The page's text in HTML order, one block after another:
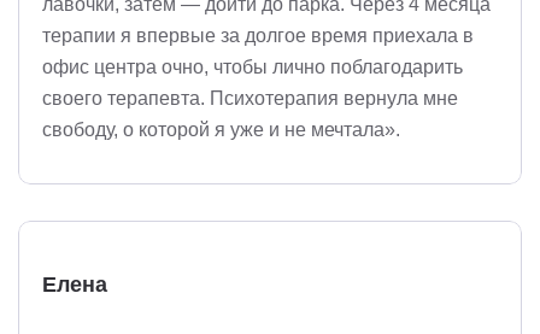
лавочки, затем — дойти до парка. Через 4 месяца
терапии я впервые за долгое время приехала в
офис центра очно, чтобы лично поблагодарить
своего терапевта. Психотерапия вернула мне
свободу, о которой я уже и не мечтала».
Елена